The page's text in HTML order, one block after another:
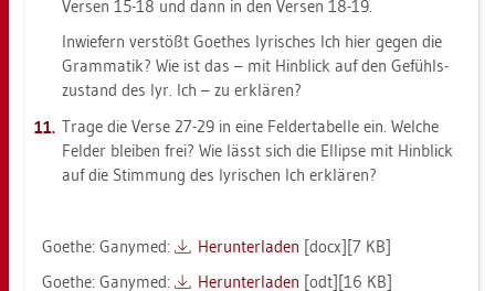
Ver­sen 15-18 und dann in den Ver­sen 18-19.
In­wie­fern ver­stößt Goe­thes ly­ri­sches Ich hier gegen die
Gram­ma­tik? Wie ist das – mit Hin­blick auf den Ge­fühls­
zu­stand des lyr. Ich – zu er­klä­ren?
Trage die Verse 27-29 in eine Fel­der­ta­bel­le ein. Wel­che
Fel­der blei­ben frei? Wie lässt sich die El­lip­se mit Hin­blick
auf die Stim­mung des ly­ri­schen Ich er­klä­ren?
Goe­the: Ga­ny­med: Her­un­ter­la­den [docx][7 KB]
Goe­the: Ga­ny­med:
Her­un­ter­la­den [odt][16 KB]